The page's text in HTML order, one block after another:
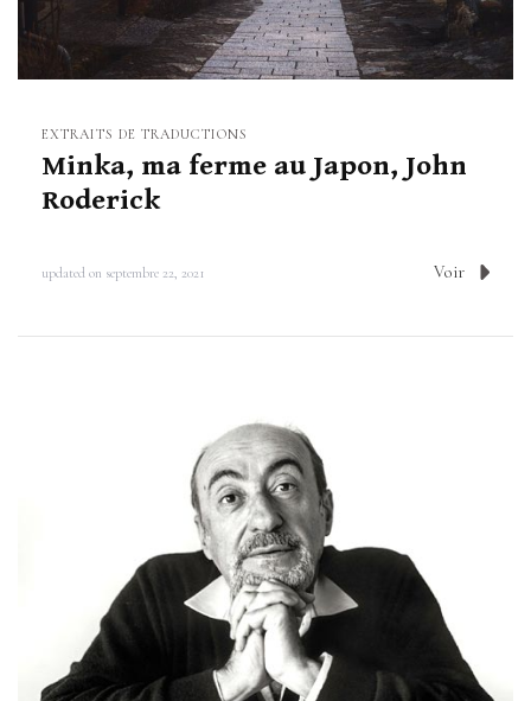
EXTRAITS DE TRADUCTIONS
Minka, ma ferme au Japon, John
Roderick
updated on septembre 22, 2021 Voir